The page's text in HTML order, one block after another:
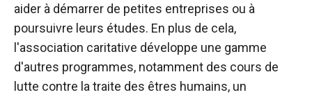
aider à démarrer de petites entreprises ou à
poursuivre leurs études. En plus de cela,
l'association caritative développe une gamme
d'autres programmes, notamment des cours de
lutte contre la traite des êtres humains, un